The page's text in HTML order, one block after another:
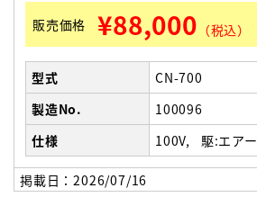
販売価格 ¥88,000 （税込）
型式
CN-700
製造No.
100096
仕様
100V 駆:エアー
掲載日：2026/07/16